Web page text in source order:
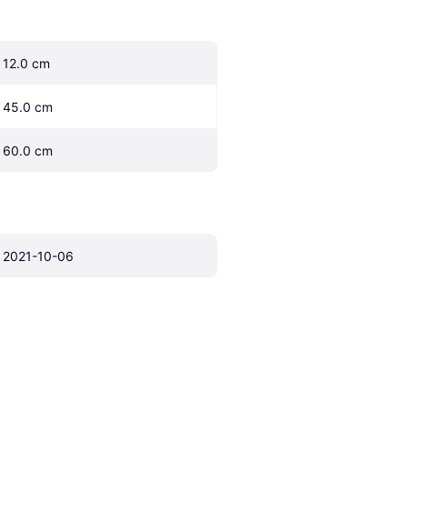
12.0 cm
45.0 cm
60.0 cm
2021-10-06